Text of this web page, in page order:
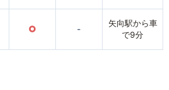
○ -
矢向駅から車
で9分